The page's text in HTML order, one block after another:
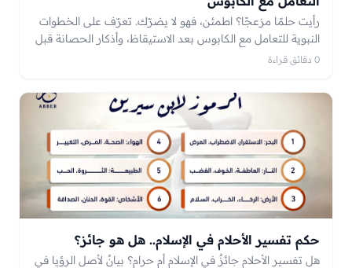
رأيت حلمًا مزعجًا؟ اطمئن، فهو لا يضرّك. تعرّف على الخطوات
النبوية للتعامل مع الكابوس بعد الاستيقاظ، وأذكار الحصانة قبل
النوم، ولماذا لا يُفسَّر الحلم المخيف.
0 دقائق قراءة
حكم تفسير الأحلام في الإسلام.. هل هو جائز؟
هل تفسير الأحلام جائزٌ في الإسلام أم حرام؟ بيانٌ لأصل الرؤيا في